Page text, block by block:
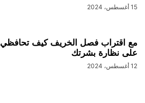
15 أغسطس، 2024
مع اقتراب فصل الخريف كيف تحافظي
على نظارة بشرتك
12 أغسطس، 2024